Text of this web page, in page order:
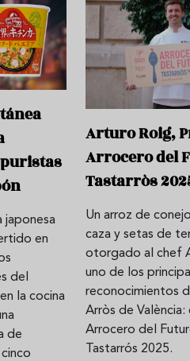
japonesa
en
del
la cocina
de
Arturo Roig,
Arrocero del
Tastarròs
Un arroz de
caza y setas de
otorgado al chef
uno de los
reconocimientos
Arròs de València:
Arrocero del
Tastarrós 2025.
estrella
Sopa fría de
que querrás
verano